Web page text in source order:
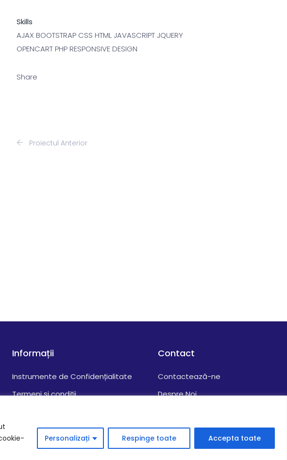
Personalizați Respinge toate Accepta toate
Skills
AJAX BOOTSTRAP CSS HTML JAVASCRIPT JQUERY
OPENCART PHP RESPONSIVE DESIGN
Share
Proiectul Anterior
Informații
Instrumente de Confidențialitate
Termeni și condiții
Prelucrarea Datelor
Contact
Contactează-ne
Despre Noi